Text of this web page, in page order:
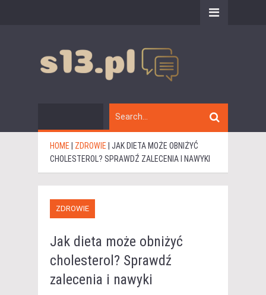
HOME ZDROWIE JAK DIETA MOŻE OBNIŻYĆ
CHOLESTEROL? SPRAWDŹ ZALECENIA I NAWYKI
ZDROWIE
Jak dieta może obniżyć
cholesterol? Sprawdź
zalecenia i nawyki